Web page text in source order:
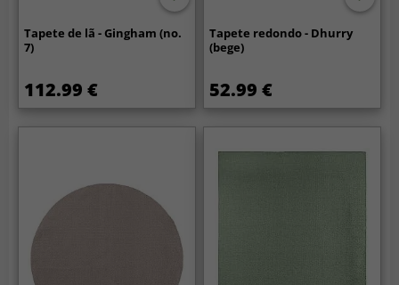
Tapete de lã - Gingham (no.
7)
112.99 €
Tapete redondo - Dhurry
(bege)
52.99 €